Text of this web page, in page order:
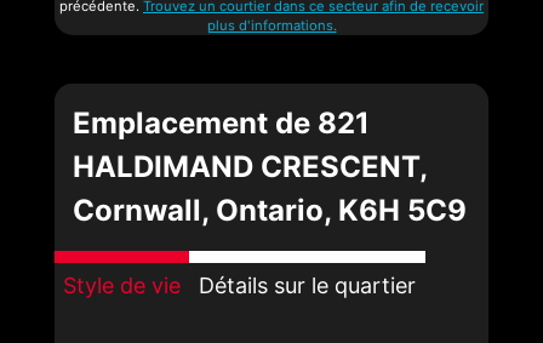
précédente. Trouvez un courtier dans ce secteur afin de recevoir
plus d'informations.
Emplacement de 821
HALDIMAND CRESCENT,
Cornwall, Ontario, K6H 5C9
Style de vie Détails sur le quartier